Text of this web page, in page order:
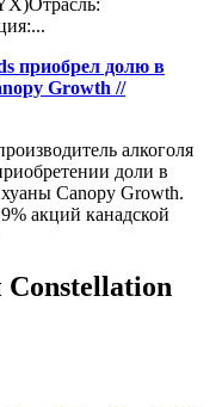
приобрел долю в
Growth //
алкоголя
доли в
Canopy Growth.
акций канадской